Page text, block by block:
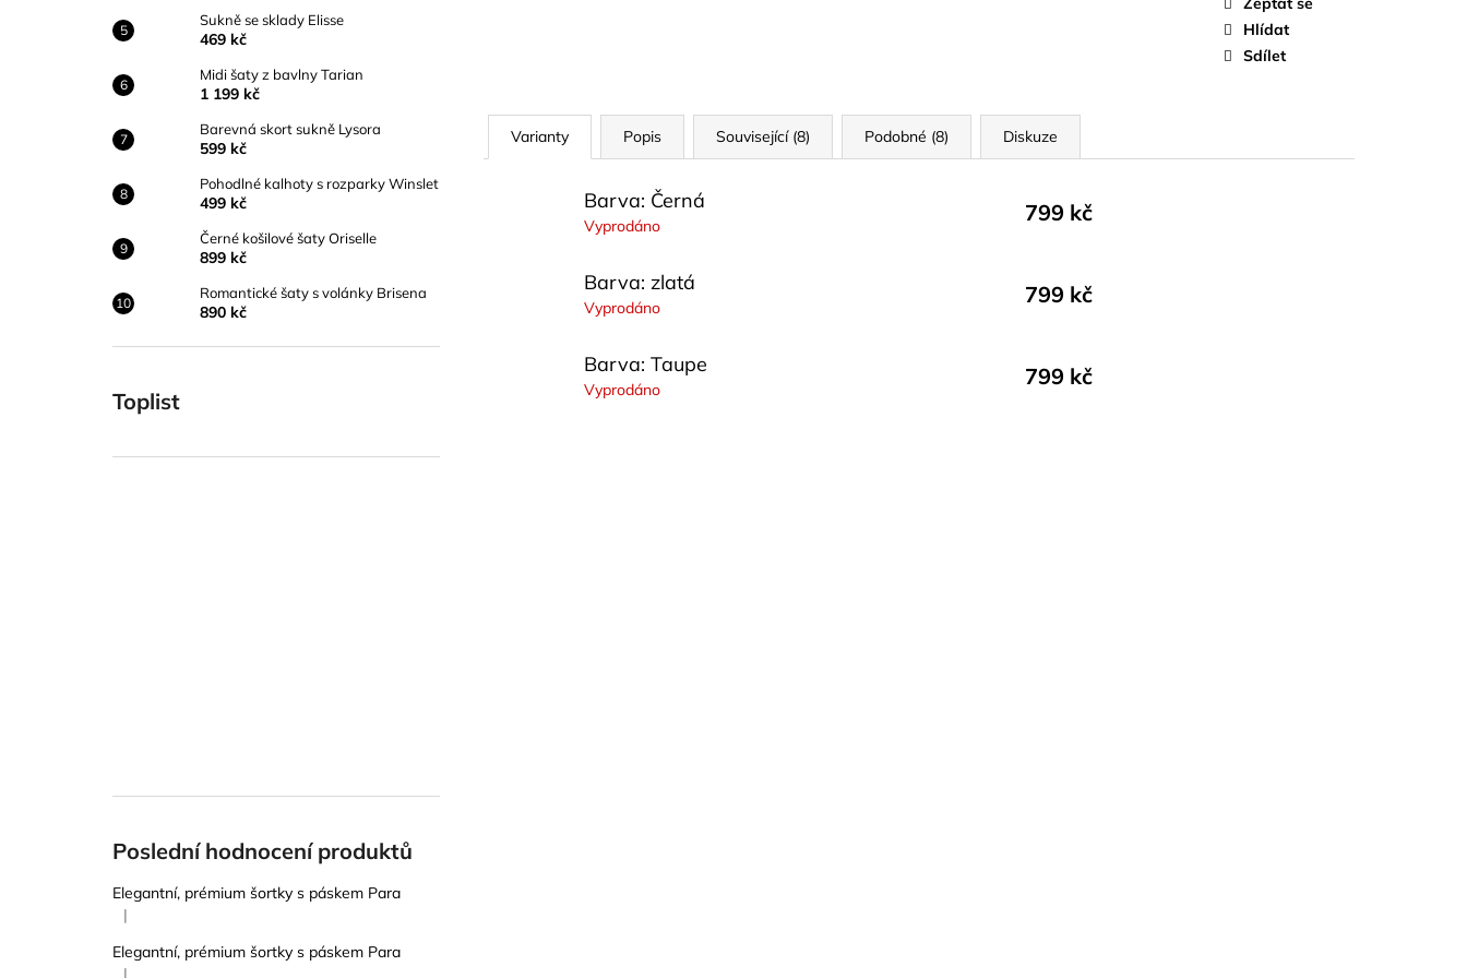
Sukně se sklady Elisse
469 kč
Midi šaty z bavlny Tarian
1 199 kč
Barevná skort sukně Lysora
599 kč
Pohodlné kalhoty s rozparky Winslet
499 kč
Černé košilové šaty Oriselle
899 kč
Romantické šaty s volánky Brisena
890 kč
Toplist
Poslední hodnocení produktů
Elegantní, prémium šortky s páskem Para
Hodnocení produktu je 5 z 5 hvězdiček.
|
Elegantní, prémium šortky s páskem Para
|
Hlídat
Sdílet
Varianty Popis Související (8) Podobné (8) Diskuze
Barva: Černá
Vyprodáno 799 kč
Barva: zlatá
Vyprodáno 799 kč
Barva: Taupe
Vyprodáno 799 kč